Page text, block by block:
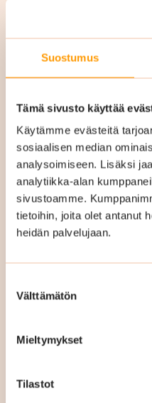
Suostumus
Tämä sivusto käyttää
Käytämme evästeitä
sosiaalisen median
analysoimiseen. Lisäksi
analytiikka-alan
sivustoamme.
tietoihin, joita olet antanut
heidän palvelujaan.
valinta
Välttämätön
Mieltymykset
Tilastot
hinta
Yrityssiivouksen hinta
riippuen mm.
siivouskertojen
palvelukokonaisuus
sisältyy kaikki
Räätälöimme täysin
määräytyy sitten sen
täsmälleen, mistä